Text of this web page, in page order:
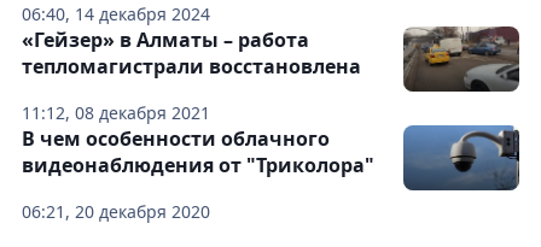
06:40, 14 декабря 2024
11:12, 08 декабря 2021
«Гейзер» в Алматы – работа
тепломагистрали восстановлена
06:21, 20 декабря 2020
В чем особенности облачного
видеонаблюдения от "Триколора"